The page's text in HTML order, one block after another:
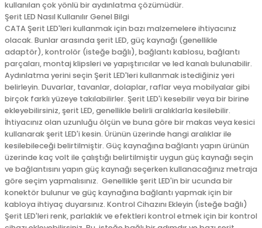
kullanılan çok yönlü bir aydınlatma çözümüdür.
Şerit LED Nasıl Kullanılır Genel Bilgi
CATA Şerit LED'leri kullanmak için bazı malzemelere ihtiyacınız
olacak. Bunlar arasında şerit LED, güç kaynağı (genellikle
adaptör), kontrolör (isteğe bağlı), bağlantı kablosu, bağlantı
parçaları, montaj klipsleri ve yapıştırıcılar ve led kanalı bulunabilir.
Aydınlatma yerini seçin Şerit LED'leri kullanmak istediğiniz yeri
belirleyin. Duvarlar, tavanlar, dolaplar, raflar veya mobilyalar gibi
birçok farklı yüzeye takılabilirler. Şerit LED'i kesebilir veya bir birine
ekleyebilirsiniz, şerit LED, genellikle belirli aralıklarla kesilebilir.
İhtiyacınız olan uzunluğu ölçün ve buna göre bir makas veya kesici
kullanarak şerit LED'i kesin. Ürünün üzerinde hangi aralıklar ile
kesilebileceği belirtilmiştir. Güç kaynağına bağlantı yapın ürünün
üzerinde kaç volt ile çalıştığı belirtilmiştir uygun güç kaynağı seçin
ve bağlantısını yapın güç kaynağı seçerken kullanacağınız metraja
göre seçim yapmalısınız. Genellikle şerit LED'in bir ucunda bir
konektör bulunur ve güç kaynağına bağlantı yapmak için bir
kabloya ihtiyaç duyarsınız. Kontrol Cihazını Ekleyin (isteğe bağlı)
Şerit LED'leri renk, parlaklık ve efektleri kontrol etmek için bir kontrol